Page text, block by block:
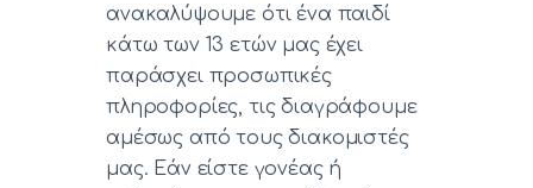
ανακαλύψουμε ότι ένα παιδί
κάτω των 13 ετών μας έχει
παράσχει προσωπικές
πληροφορίες, τις διαγράφουμε
αμέσως από τους διακομιστές
μας. Εάν είστε γονέας ή